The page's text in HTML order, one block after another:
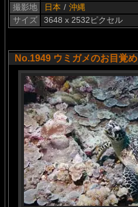
撮影地
日本 / 沖縄
サイズ
3648 x 2532ピクセル
No.1949 ウミガメのお目覚め